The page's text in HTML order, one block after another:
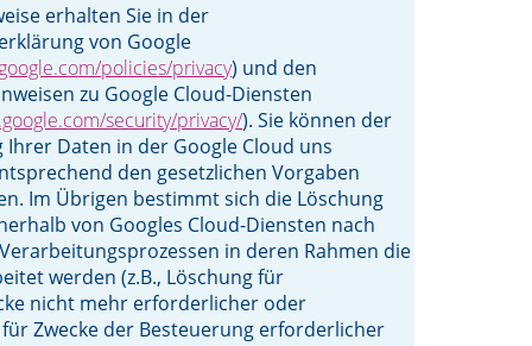
erhalten Sie in der
von Google
policies/privacy) und den
zu Google Cloud-Diensten
security/privacy/). Sie können der
Daten in der Google Cloud uns
den gesetzlichen Vorgaben
Im Übrigen bestimmt sich die Löschung
von Googles Cloud-Diensten nach
in deren Rahmen die
werden (z.B., Löschung für
nicht mehr erforderlicher oder
Zwecke der Besteuerung erforderlicher